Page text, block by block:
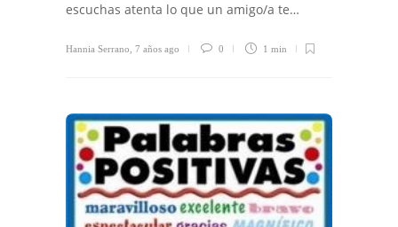
escuchas atenta lo que un amigo/a te…
Hannia Serrano 7 años ago 0 1 min